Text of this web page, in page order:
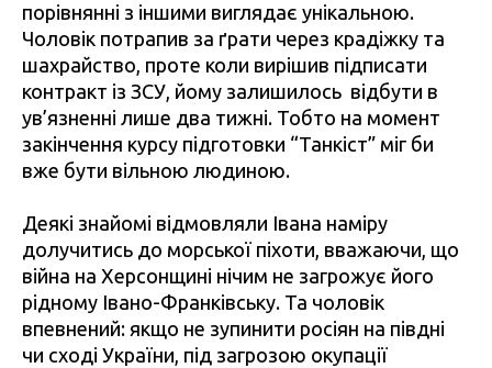
порівнянні з іншими виглядає унікальною.
Чоловік потрапив за ґрати через крадіжку та
шахрайство, проте коли вирішив підписати
контракт із ЗСУ, йому залишилось відбути в
ув’язненні лише два тижні. Тобто на момент
закінчення курсу підготовки “Танкіст” міг би
вже бути вільною людиною.
Деякі знайомі відмовляли Івана наміру
долучитись до морської піхоти, вважаючи, що
війна на Херсонщині нічим не загрожує його
рідному Івано-Франківську. Та чоловік
впевнений: якщо не зупинити росіян на півдні
чи сході України, під загрозою окупації